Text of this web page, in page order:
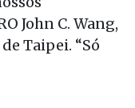
John C. Wang,
Taipei. “Só